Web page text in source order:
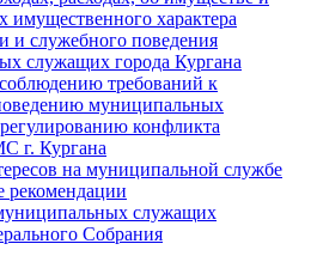
имущественного характера
и служебного поведения
служащих города Кургана
требований к
муниципальных
конфликта
г. Кургана
на муниципальной службе
рекомендации
служащих
Cобрания